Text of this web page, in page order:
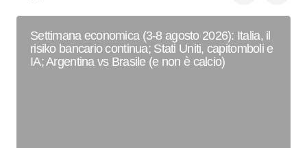
Settimana economica (3-8 agosto 2026): Italia, il
risiko bancario continua; Stati Uniti, capitomboli e
IA; Argentina vs Brasile (e non è calcio)